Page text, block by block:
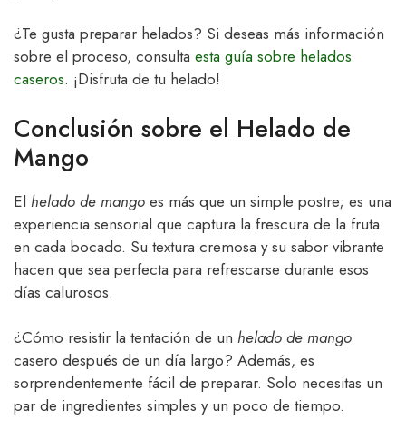
¿Te gusta preparar helados? Si deseas más información
sobre el proceso, consulta esta guía sobre helados
caseros. ¡Disfruta de tu helado!
Conclusión sobre el Helado de
Mango
El helado de mango es más que un simple postre; es una
experiencia sensorial que captura la frescura de la fruta
en cada bocado. Su textura cremosa y su sabor vibrante
hacen que sea perfecta para refrescarse durante esos
días calurosos.
¿Cómo resistir la tentación de un helado de mango
casero después de un día largo? Además, es
sorprendentemente fácil de preparar. Solo necesitas un
par de ingredientes simples y un poco de tiempo.